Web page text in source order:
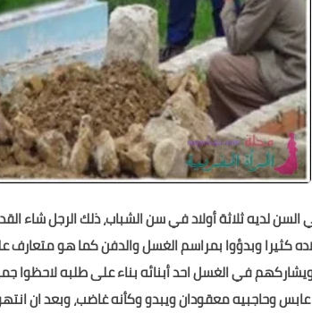
لديه ثلاثة أولاد في سن الشباب، ذلك الرجل شاء
كثيرا وبدؤوا بمراسم الغسل والدفن كما هو
في الغسل احد أبنائه بناء على طلبه لاحظوا
وحاجبيه معقودان ويبدو وكأنه غاضب، وبعد ان